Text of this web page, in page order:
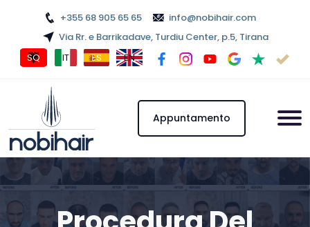
+355 68 905 65 65
info@nobihair.com
Via Rr. e Barrikadave, Turdiu Center, p.5, Tirana
SQ
IT ES EN
Appuntamento